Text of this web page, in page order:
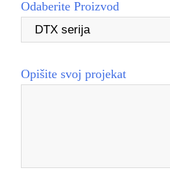
Odaberite Proizvod
Opišite svoj projekat